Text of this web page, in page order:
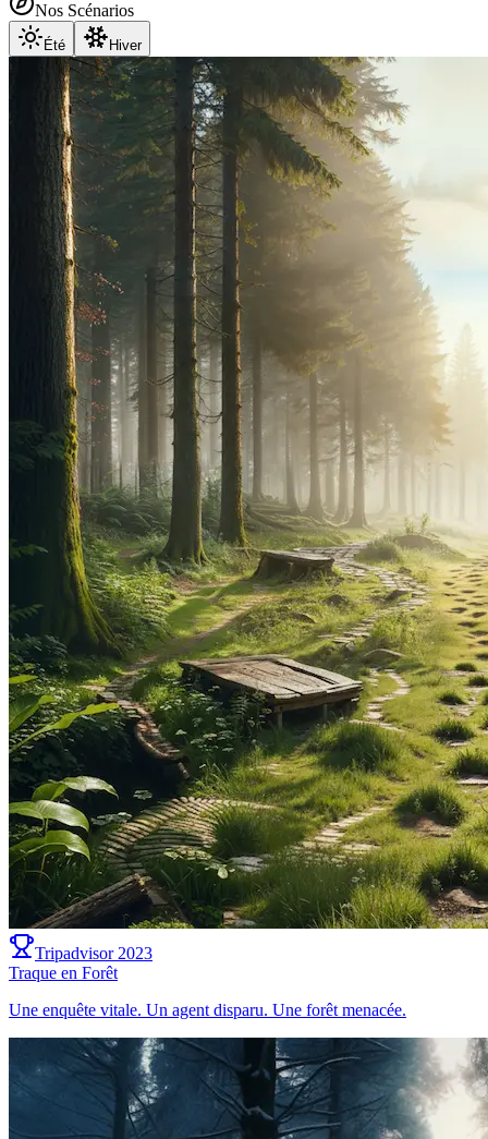
Nos Scénarios
Été Hiver
Tripadvisor 2023
Traque en Forêt
Une enquête vitale. Un agent disparu. Une forêt menacée.